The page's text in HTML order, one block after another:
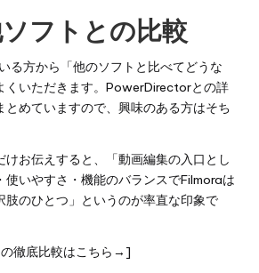
フトとの比較
る方から「他のソフトと比べてどうな
くいただきます。PowerDirectorとの詳
とめていますので、興味のある方はそち
けお伝えすると、「動画編集の入口とし
使いやすさ・機能のバランスでFilmoraは
肢のひとつ」というのが率直な印象で
徹底比較はこちら→]